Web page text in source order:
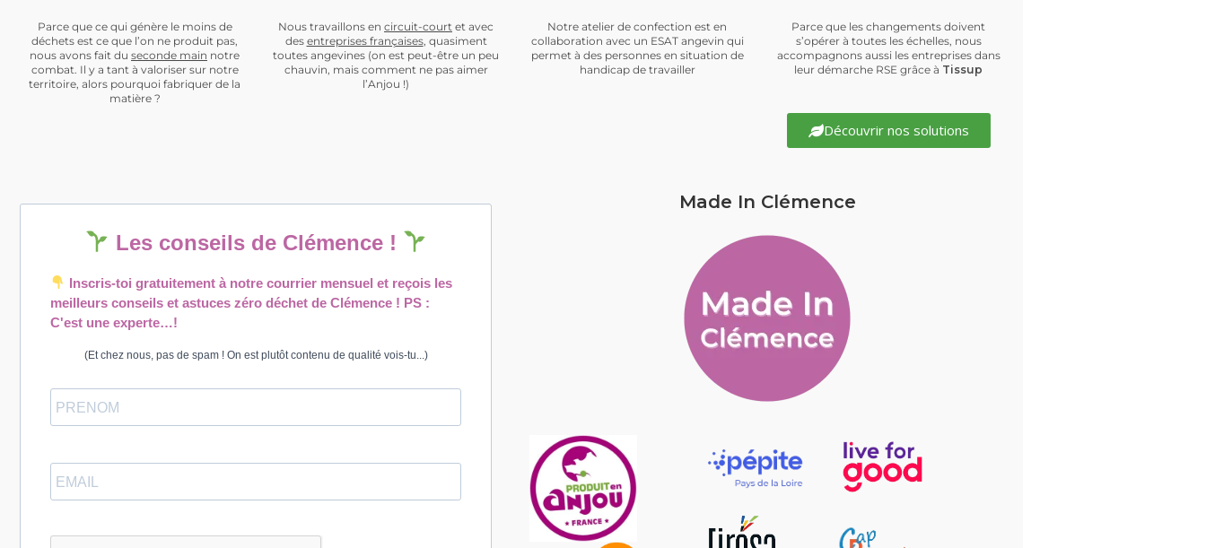
Parce que ce qui génère le moins de
déchets est ce que l’on ne produit pas,
nous avons fait du seconde main notre
combat. Il y a tant à valoriser sur notre
territoire, alors pourquoi fabriquer de la
matière ?
Nous travaillons en circuit-court et avec
des entreprises françaises, quasiment
toutes angevines (on est peut-être un peu
chauvin, mais comment ne pas aimer
l’Anjou !)
Notre atelier de confection est en
collaboration avec un ESAT angevin qui
permet à des personnes en situation de
handicap de travailler
Parce que les changements doivent
s’opérer à toutes les échelles, nous
accompagnons aussi les entreprises dans
leur démarche RSE grâce à Tissup
Découvrir nos solutions
Les conseils de Clémence !
Inscris-toi gratuitement à notre courrier mensuel et reçois les
meilleurs conseils et astuces zéro déchet de Clémence ! PS :
C'est une experte…!
(Et chez nous, pas de spam ! On est plutôt contenu de qualité vois-tu...)
Made In Clémence